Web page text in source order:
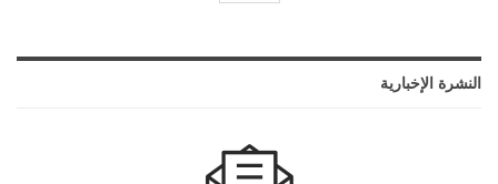
النشرة الإخبارية